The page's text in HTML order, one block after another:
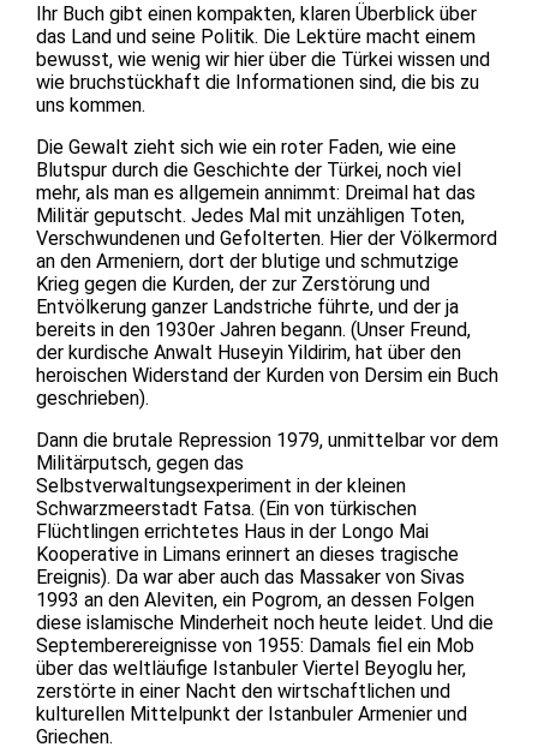
Ihr Buch gibt einen kompakten, klaren Überblick über
das Land und seine Politik. Die Lektüre macht einem
bewusst, wie wenig wir hier über die Türkei wissen und
wie bruchstückhaft die Informationen sind, die bis zu
uns kommen.
Die Gewalt zieht sich wie ein roter Faden, wie eine
Blutspur durch die Geschichte der Türkei, noch viel
mehr, als man es allgemein annimmt: Dreimal hat das
Militär geputscht. Jedes Mal mit unzähligen Toten,
Verschwundenen und Gefolterten. Hier der Völkermord
an den Armeniern, dort der blutige und schmutzige
Krieg gegen die Kurden, der zur Zerstörung und
Entvölkerung ganzer Landstriche führte, und der ja
bereits in den 1930er Jahren begann. (Unser Freund,
der kurdische Anwalt Huseyin Yildirim, hat über den
heroischen Widerstand der Kurden von Dersim ein Buch
geschrieben).
Dann die brutale Repression 1979, unmittelbar vor dem
Militärputsch, gegen das
Selbstverwaltungsexperiment in der kleinen
Schwarzmeerstadt Fatsa. (Ein von türkischen
Flüchtlingen errichtetes Haus in der Longo Mai
Kooperative in Limans erinnert an dieses tragische
Ereignis). Da war aber auch das Massaker von Sivas
1993 an den Aleviten, ein Pogrom, an dessen Folgen
diese islamische Minderheit noch heute leidet. Und die
Septemberereignisse von 1955: Damals fiel ein Mob
über das weltläufige Istanbuler Viertel Beyoglu her,
zerstörte in einer Nacht den wirtschaftlichen und
kulturellen Mittelpunkt der Istanbuler Armenier und
Griechen.